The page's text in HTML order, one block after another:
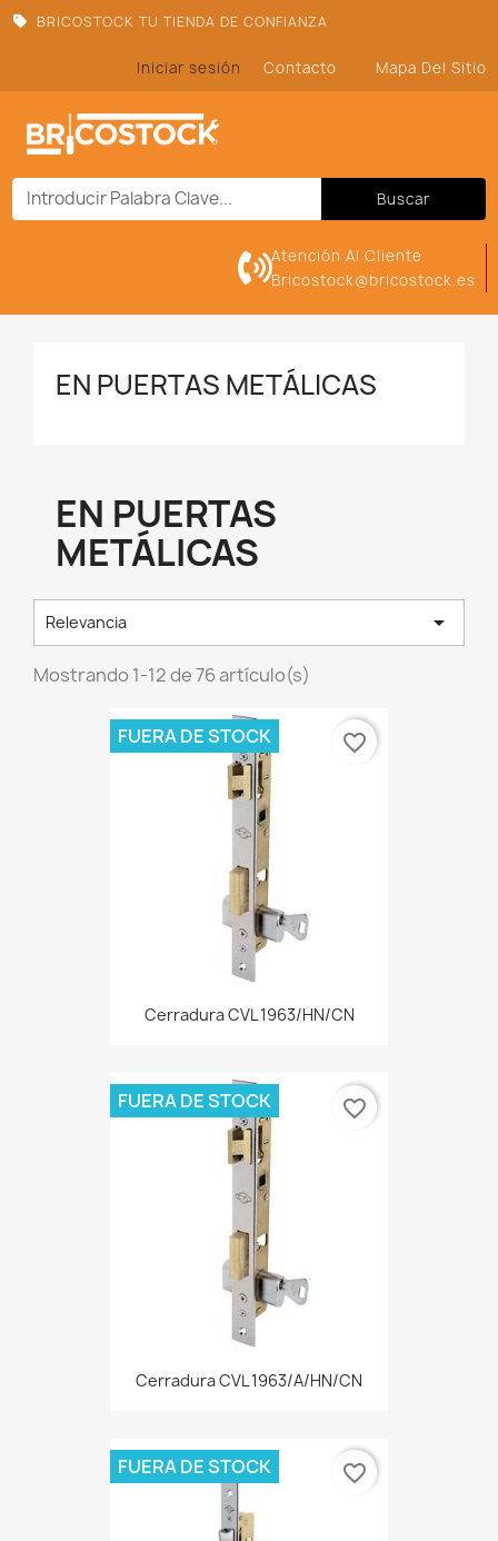
BRICOSTOCK TU TIENDA DE CONFIANZA
Iniciar sesión Contacto Mapa Del Sitio
Buscar
Atención Al Cliente
Bricostock@bricostock.es
EN PUERTAS METÁLICAS
EN PUERTAS
METÁLICAS
Relevancia 
Mostrando 1-12 de 76 artículo(s)
Cerradura CVL 1963/HN/CN
FUERA DE STOCK favorite_border
Cerradura CVL 1963/A/HN/CN
FUERA DE STOCK favorite_border
FUERA DE STOCK favorite_border